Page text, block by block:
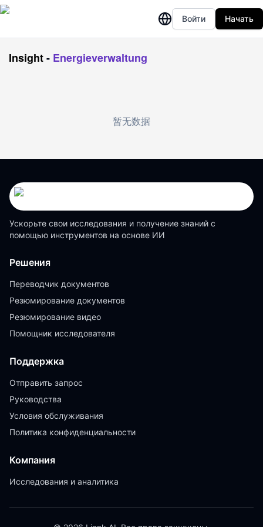
Войти Начать
Insight- Energieverwaltung
暂无数据
Ускорьте свои исследования и получение знаний с
помощью инструментов на основе ИИ
Решения
Переводчик документов
Резюмирование документов
Резюмирование видео
Помощник исследователя
Поддержка
Отправить запрос
Руководства
Условия обслуживания
Политика конфиденциальности
Компания
Исследования и аналитика